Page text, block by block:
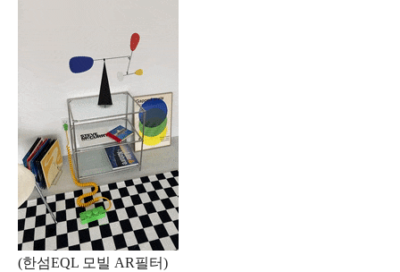
(한섬EQL 모빌 AR필터)